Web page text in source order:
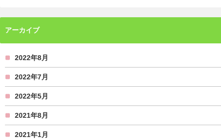
アーカイブ
2022年8月
2022年7月
2022年5月
2021年8月
2021年1月